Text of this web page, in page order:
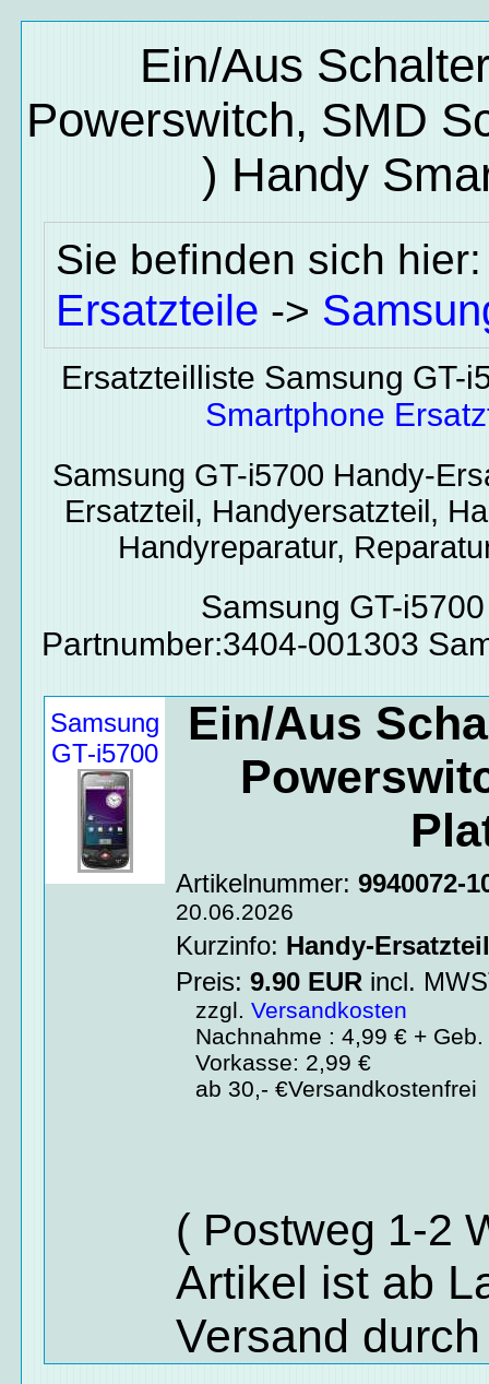
Ein/Aus
Powerswitch, SMD
) Handy
Sie befinden sich
Ersatzteile ->
Ersatzteilliste Samsung GT-
Smartphone
Samsung GT-i5700 Handy-
Ersatzteil, Handyersatzteil,
Handyreparatur,
Samsung GT-
Partnumber:3404-001303
Samsung
GT-i5700
Ein/Aus
Artikelnummer:9940072-
20.06.2026
Kurzinfo: Handy-
Preis:9.90 EUR incl.
zzgl.Versandkosten
Nachnahme : 4,99 € + Geb.
Vorkasse: 2,99 €
ab 30,- €Versandkostenfrei
( Postweg 1-2
Artikel ist ab
Versand